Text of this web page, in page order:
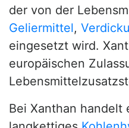
der von der
Geliermittel,
eingesetzt wird.
europäischen
Bei Xanthan handelt